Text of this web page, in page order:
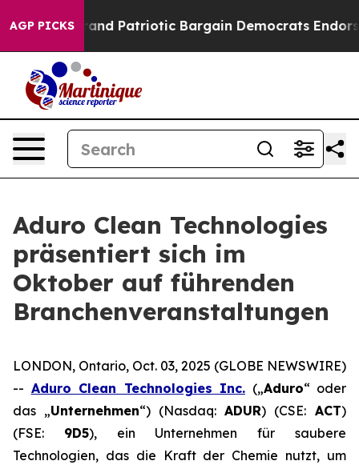
AGP PICKS
a Grand Patriotic Bargain Democrats Endorse
Aduro Clean Technologies
präsentiert sich im
Oktober auf führenden
Branchenveranstaltungen
LONDON, Ontario, Oct. 03, 2025 (GLOBE NEWSWIRE)
-- Aduro Clean Technologies Inc. („Aduro“ oder
das „Unternehmen“) (Nasdaq: ADUR) (CSE: ACT)
(FSE: 9D5), ein Unternehmen für saubere
Technologien, das die Kraft der Chemie nutzt, um